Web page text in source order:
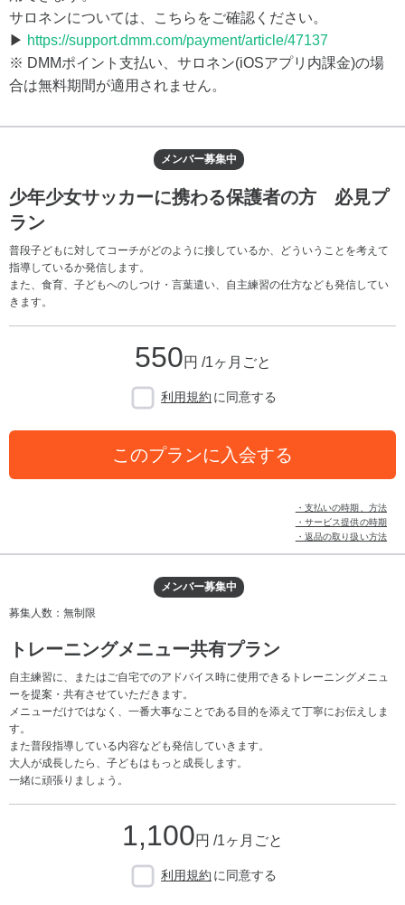
サロネンについては、こちらをご確認ください。
▶ https://support.dmm.com/payment/article/47137
※ DMMポイント支払い、サロネン(iOSアプリ内課金)の場
合は無料期間が適用されません。
メンバー募集中
少年少女サッカーに携わる保護者の方 必見プ
ラン
普段子どもに対してコーチがどのように接しているか、どういうことを考えて
指導しているか発信します。
また、食育、子どもへのしつけ・言葉遣い、自主練習の仕方なども発信してい
きます。
550円 /1ヶ月ごと
利用規約 に同意する
このプランに入会する
・支払いの時期、方法
・サービス提供の時期
・返品の取り扱い方法
メンバー募集中
募集人数：無制限
トレーニングメニュー共有プラン
自主練習に、またはご自宅でのアドバイス時に使用できるトレーニングメニュ
ーを提案・共有させていただきます。
メニューだけではなく、一番大事なことである目的を添えて丁寧にお伝えしま
す。
また普段指導している内容なども発信していきます。
大人が成長したら、子どもはもっと成長します。
一緒に頑張りましょう。
1,100円 /1ヶ月ごと
利用規約 に同意する